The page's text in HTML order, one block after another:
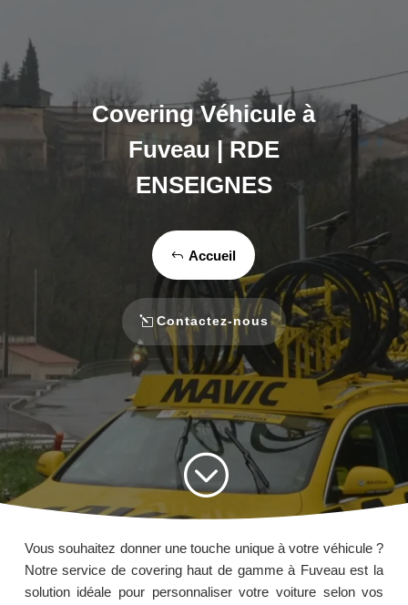
Covering Véhicule à
Fuveau | RDE
ENSEIGNES
Accueil
Contactez-nous
;
Vous souhaitez donner une touche unique à votre véhicule ?
Notre service de covering haut de gamme à Fuveau est la
solution idéale pour personnaliser votre voiture selon vos